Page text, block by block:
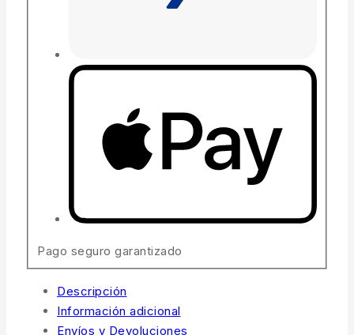
Pago seguro garantizado
Descripción
Información adicional
Envíos y Devoluciones